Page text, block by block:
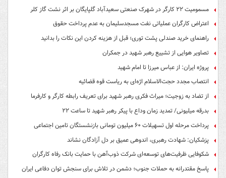
مسمومیت ۲۲ کارگر در شهرک صنعتی سعیدآباد گلپایگان بر اثر نشت گاز کلر
اعتراض کارگران عملیاتی نفت مسجدسلیمان به عدم پرداخت حقوق
راهنمای خرید صندلی پشت توری؛ قبل از هزینه کردن این نکات را بدانید
تصاویر هوایی از تشییع رهبر شهید در جمکران
پروژه ایران: از عباس میرزا تا امام شهید
انتصاب مجدد حجت‌الاسلام اژه‌ای به ریاست قوه‌ قضائیه
از تضاد به زوجیت؛ میراث فکری رهبر شهید برای تعریف رابطه کارگر و کارفرما
بدرقه میلیونی/ تمدید زمان وداع با پیکر رهبر شهید تا ساعت ۲۲
پرداخت مرحله اول تسهیلات ۶۰ میلیون تومانی بازنشستگان تامین اجتماعی
پزشکیان: شهادت رهبری، اندوهی عمیق بر دل آزادگان نشاند
شکوفایی ظرفیت‌های توسعه‌ای شرکت ذوب‌آهن با حمایت‌ بانک رفاه کارگران
پاسخ مقتدرانه به حملات جنوب؛ دشمن در تلاش برای سنجش توان دفاعی ایران